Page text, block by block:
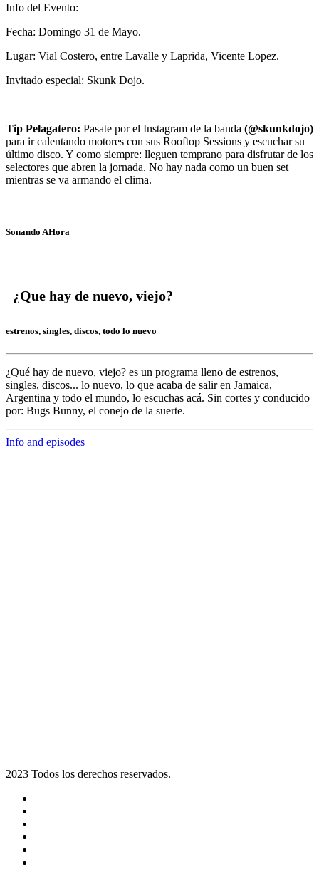
Info del Evento:
Fecha: Domingo 31 de Mayo.
Lugar: Vial Costero, entre Lavalle y Laprida, Vicente Lopez.
Invitado especial: Skunk Dojo.
Tip Pelagatero: Pasate por el Instagram de la banda (@skunkdojo)
para ir calentando motores con sus Rooftop Sessions y escuchar su
último disco. Y como siempre: lleguen temprano para disfrutar de los
selectores que abren la jornada. No hay nada como un buen set
mientras se va armando el clima.
Sonando AHora
¿Que hay de nuevo, viejo?
estrenos, singles, discos, todo lo nuevo
¿Qué hay de nuevo, viejo? es un programa lleno de estrenos,
singles, discos... lo nuevo, lo que acaba de salir en Jamaica,
Argentina y todo el mundo, lo escuchas acá. Sin cortes y conducido
por: Bugs Bunny, el conejo de la suerte.
Info and episodes
2023 Todos los derechos reservados.